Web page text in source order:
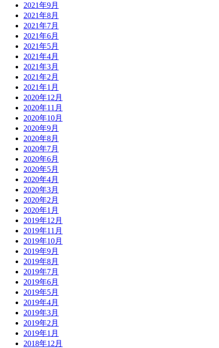
2021年9月
2021年8月
2021年7月
2021年6月
2021年5月
2021年4月
2021年3月
2021年2月
2021年1月
2020年12月
2020年11月
2020年10月
2020年9月
2020年8月
2020年7月
2020年6月
2020年5月
2020年4月
2020年3月
2020年2月
2020年1月
2019年12月
2019年11月
2019年10月
2019年9月
2019年8月
2019年7月
2019年6月
2019年5月
2019年4月
2019年3月
2019年2月
2019年1月
2018年12月